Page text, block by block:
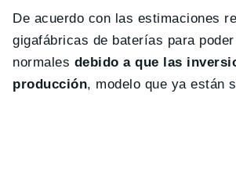
De acuerdo con las estimaciones
gigafábricas de baterías para
normales debido a que las
producción, modelo que ya están